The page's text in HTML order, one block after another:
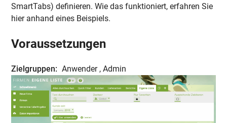
SmartTabs) definieren. Wie das funktioniert, erfahren Sie
hier anhand eines Beispiels.
Voraussetzungen
Zielgruppen: Anwender , Admin